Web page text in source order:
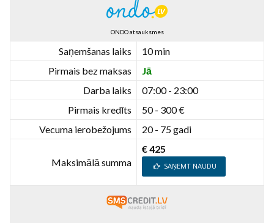
ONDO atsauksmes
Saņemšanas laiks
10 min
Pirmais bez maksas
Jā
Darba laiks
07:00 - 23:00
Pirmais kredīts
50 - 300 €
Vecuma ierobežojums
20 - 75 gadi
Maksimālā summa
€ 425
SAŅEMT NAUDU